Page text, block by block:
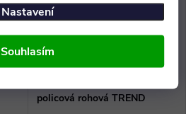
Nastavení
Souhlasím
policová rohová TREND